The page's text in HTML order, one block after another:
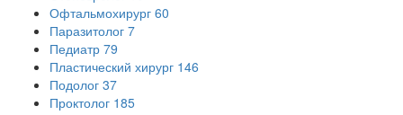
Офтальмохирург 60
Паразитолог 7
Педиатр 79
Пластический хирург 146
Подолог 37
Проктолог 185